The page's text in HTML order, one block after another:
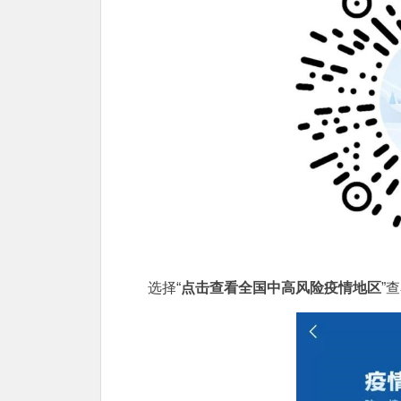
选择“点击查看全国中高风险疫情地区”